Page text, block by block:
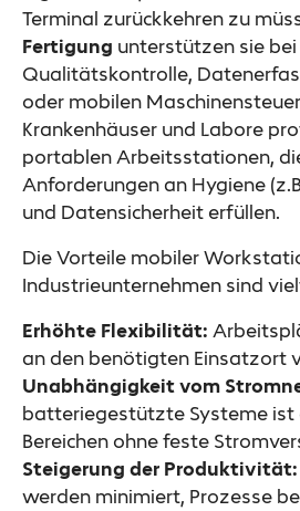
Terminal zurückkehren zu
Fertigung unterstützen sie
Qualitätskontrolle,
oder mobilen
Krankenhäuser und Labore
portablen Arbeitsstationen,
Anforderungen an Hygiene
und Datensicherheit erfüllen.
Die Vorteile mobiler
Industrieunternehmen sind
Erhöhte Flexibilität:
an den benötigten Einsatzort
Unabhängigkeit vom
batteriegestützte Systeme ist
Bereichen ohne feste
Steigerung der Produktivität:
werden minimiert, Prozesse